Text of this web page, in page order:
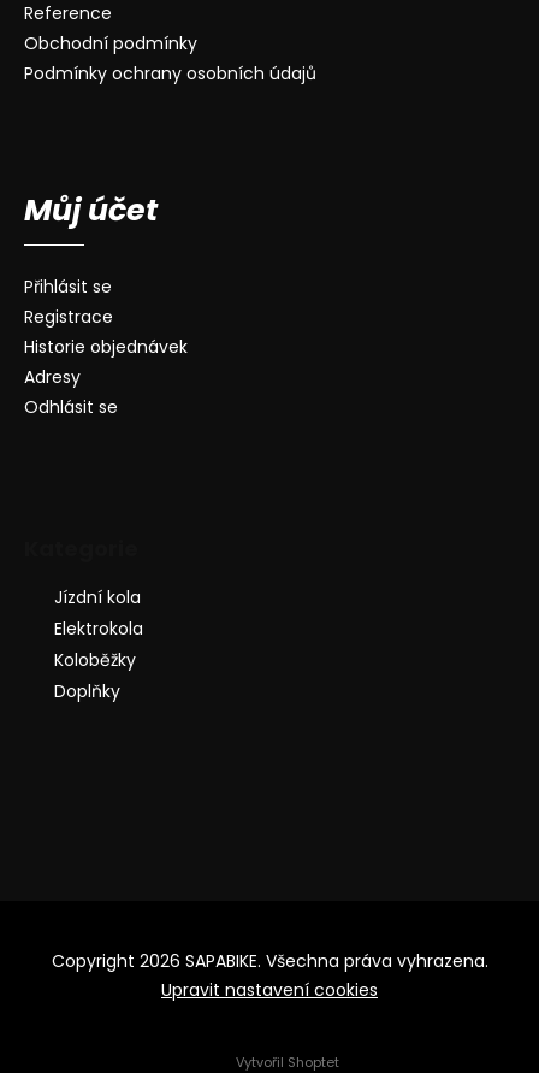
Reference
Obchodní podmínky
Podmínky ochrany osobních údajů
Můj účet
Přihlásit se
Registrace
Historie objednávek
Adresy
Odhlásit se
Jízdní kola
Elektrokola
Koloběžky
Doplňky
Vytvořil Shoptet
Copyright 2026 SAPABIKE. Všechna práva vyhrazena.
Upravit nastavení cookies